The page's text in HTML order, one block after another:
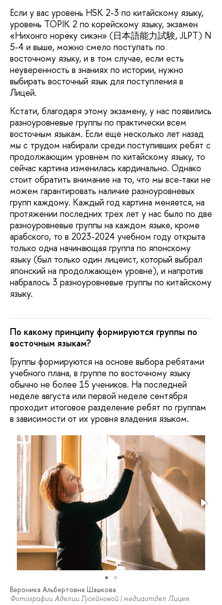
Если у вас уровень HSK 2-3 по китайскому языку,
уровень TOPIK 2 по корейскому языку, экзамен
«Нихонго норёку сикэн» (日本語能力試験, JLPT) N
5-4 и выше, можно смело поступать по
восточному языку, и в том случае, если есть
неуверенность в знаниях по истории, нужно
выбирать восточный язык для поступления в
Лицей.
Кстати, благодаря этому экзамену, у нас появились
разноуровневые группы по практически всем
восточным языкам. Если еще несколько лет назад
мы с трудом набирали среди поступивших ребят с
продолжающим уровнем по китайскому языку, то
сейчас картина изменилась кардинально. Однако
стоит обратить внимание на то, что мы все-таки не
можем гарантировать наличие разноуровневых
групп каждому. Каждый год картина меняется, на
протяжении последних трех лет у нас было по две
разноуровневые группы на каждом языке, кроме
арабского, то в 2023-2024 учебном году открыта
только одна начинающая группа по японскому
языку (был только один лицеист, который выбрал
японский на продолжающем уровне), и напротив
набралось 3 разноуровневые группы по китайскому
языку.
По какому принципу формируются группы по
восточным языкам?
Группы формируются на основе выбора ребятами
учебного плана, в группе по восточному языку
обычно не более 15 учеников. На последней
неделе августа или первой неделе сентября
проходит итоговое разделение ребят по группам
в зависимости от их уровня владения языком.
Вероника Альбертовна Шашкова
Фотографии Аделии Гусейновой | медиаотдел Лицея